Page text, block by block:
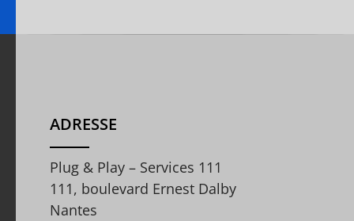
ADRESSE
Plug & Play – Services 111
111, boulevard Ernest Dalby
Nantes